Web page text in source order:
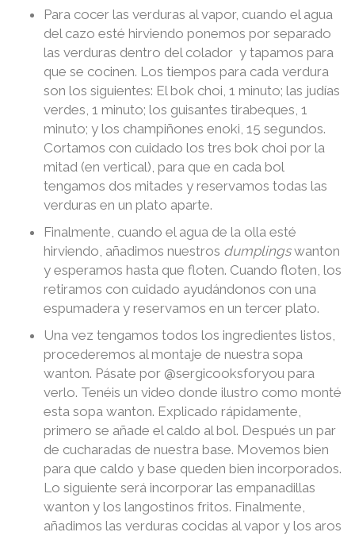
Para cocer las verduras al vapor, cuando el agua
del cazo esté hirviendo ponemos por separado
las verduras dentro del colador y tapamos para
que se cocinen. Los tiempos para cada verdura
son los siguientes: El bok choi, 1 minuto; las judías
verdes, 1 minuto; los guisantes tirabeques, 1
minuto; y los champiñones enoki, 15 segundos.
Cortamos con cuidado los tres bok choi por la
mitad (en vertical), para que en cada bol
tengamos dos mitades y reservamos todas las
verduras en un plato aparte.
Finalmente, cuando el agua de la olla esté
hirviendo, añadimos nuestros dumplingswanton
y esperamos hasta que floten. Cuando floten, los
retiramos con cuidado ayudándonos con una
espumadera y reservamos en un tercer plato.
Una vez tengamos todos los ingredientes listos,
procederemos al montaje de nuestra sopa
wanton. Pásate por @sergicooksforyou para
verlo. Tenéis un video donde ilustro como monté
esta sopa wanton. Explicado rápidamente,
primero se añade el caldo al bol. Después un par
de cucharadas de nuestra base. Movemos bien
para que caldo y base queden bien incorporados.
Lo siguiente será incorporar las empanadillas
wanton y los langostinos fritos. Finalmente,
añadimos las verduras cocidas al vapor y los aros